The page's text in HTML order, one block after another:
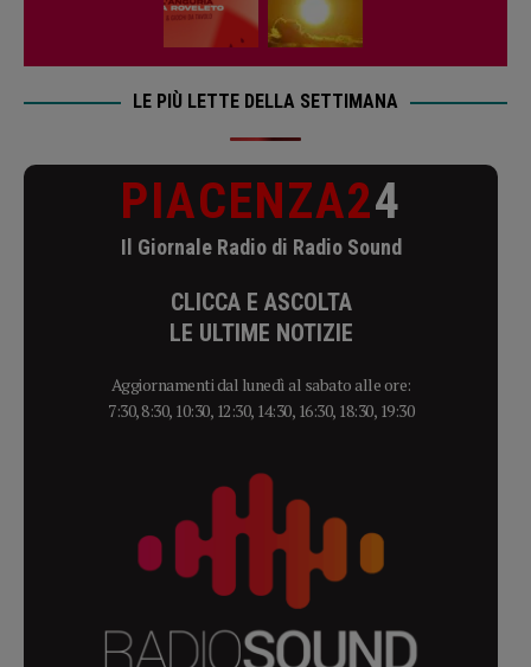
LE PIÙ LETTE DELLA SETTIMANA
PIACENZA24
Il Giornale Radio di Radio Sound
CLICCA E ASCOLTA
LE ULTIME NOTIZIE
Aggiornamenti dal lunedì al sabato alle ore:
7:30, 8:30, 10:30, 12:30, 14:30, 16:30, 18:30, 19:30